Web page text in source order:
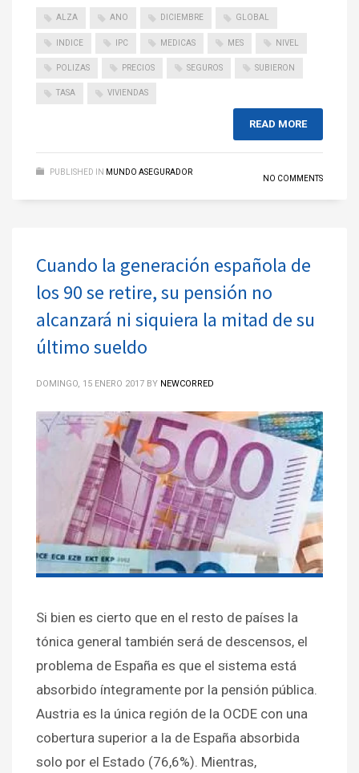
ALZA ANO DICIEMBRE GLOBAL
INDICE IPC MEDICAS MES NIVEL
POLIZAS PRECIOS SEGUROS SUBIERON
TASA VIVIENDAS
READ MORE
PUBLISHED IN MUNDO ASEGURADOR
NO COMMENTS
Cuando la generación española de
los 90 se retire, su pensión no
alcanzará ni siquiera la mitad de su
último sueldo
DOMINGO, 15 ENERO 2017 BY NEWCORRED
Si bien es cierto que en el resto de países la
tónica general también será de descensos, el
problema de España es que el sistema está
absorbido íntegramente por la pensión pública.
Austria es la única región de la OCDE con una
cobertura superior a la de España absorbida
solo por el Estado (76,6%). Mientras,